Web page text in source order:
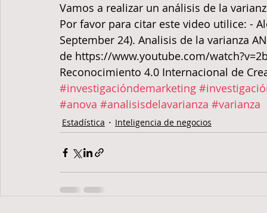
Vamos a realizar un análisis de la
Por favor para citar este video utilice: -
September 24). Analisis de la varianza
de https://www.youtube.com/
Reconocimiento 4.0 Internacional de
#investigacióndemarketing
#anova #analisisdelavarianza #varianza
Estadística Inteligencia de negocios